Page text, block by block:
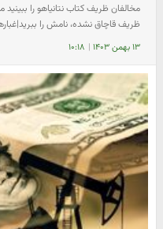
مخالفان ظریف کتاب نتانیاهو را
ظریف قاچاق نشده، نامش را
۱۳ بهمن ۱۴۰۳ | ۱۰:۱۸